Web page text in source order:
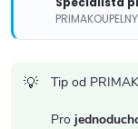
p
Tip od
Pro